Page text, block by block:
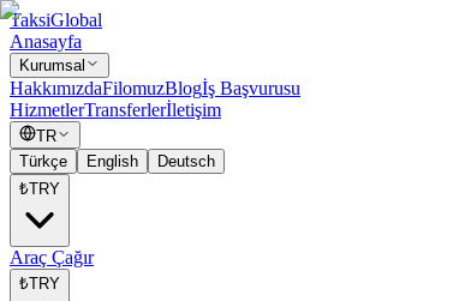
TaksiGlobal
Anasayfa
Kurumsal
HakkımızdaFilomuzBlogİş Başvurusu
HizmetlerTransferlerİletişim
TR
Türkçe
English
Deutsch
₺TRY
Araç Çağır
₺TRY